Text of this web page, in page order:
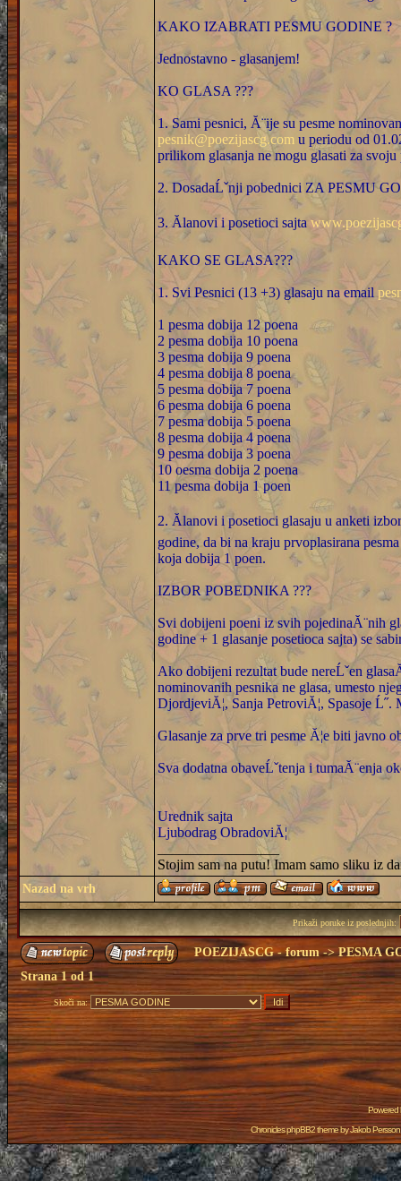
KAKO IZABRATI PESMU GODINE ?
Jednostavno - glasanjem!
KO GLASA ???
1. Sami pesnici, Ă¨ije su pesme
pesnik@poezijascg.com u periodu od
prilikom glasanja ne mogu glasati za svoju
2. DosadaĹˇnji pobednici ZA PESMU
3. Ălanovi i posetioci sajta
KAKO SE GLASA???
1. Svi Pesnici (13 +3) glasaju na email
1 pesma dobija 12 poena
2 pesma dobija 10 poena
3 pesma dobija 9 poena
4 pesma dobija 8 poena
5 pesma dobija 7 poena
6 pesma dobija 6 poena
7 pesma dobija 5 poena
8 pesma dobija 4 poena
9 pesma dobija 3 poena
10 oesma dobija 2 poena
11 pesma dobija 1 poen
2. Ălanovi i posetioci glasaju u anketi
godine, da bi na kraju prvoplasirana
koja dobija 1 poen.
IZBOR POBEDNIKA ???
Svi dobijeni poeni iz svih pojedinaĂ¨nih
godine + 1 glasanje posetioca sajta) se
Ako dobijeni rezultat bude nereĹˇen
nominovanih pesnika ne glasa, umesto
DjordjeviĂ¦, Sanja PetroviĂ¦, Spasoje
Glasanje za prve tri pesme Ă¦e biti javno
Sva dodatna obaveĹˇtenja i tumaĂ¨enja
Urednik sajta
Ljubodrag ObradoviĂ¦
_________________
Stojim sam na putu! Imam samo sliku iz
Nazad na vrh
Prikaži poruke iz poslednjih:
POEZIJASCG - forum->PESMA
Strana1od1
Skoči na:
Powered
Chronicles phpBB2 theme byJakob Persson